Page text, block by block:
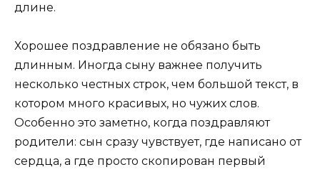
длине.
Хорошее поздравление не обязано быть
длинным. Иногда сыну важнее получить
несколько честных строк, чем большой текст, в
котором много красивых, но чужих слов.
Особенно это заметно, когда поздравляют
родители: сын сразу чувствует, где написано от
сердца, а где просто скопирован первый